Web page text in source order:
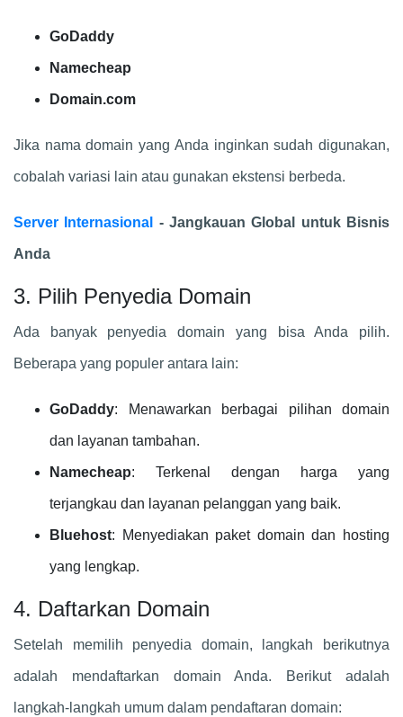
GoDaddy
Namecheap
Domain.com
Jika nama domain yang Anda inginkan sudah digunakan,
cobalah variasi lain atau gunakan ekstensi berbeda.
Server Internasional - Jangkauan Global untuk Bisnis
Anda
3. Pilih Penyedia Domain
Ada banyak penyedia domain yang bisa Anda pilih.
Beberapa yang populer antara lain:
GoDaddy: Menawarkan berbagai pilihan domain
dan layanan tambahan.
Namecheap: Terkenal dengan harga yang
terjangkau dan layanan pelanggan yang baik.
Bluehost: Menyediakan paket domain dan hosting
yang lengkap.
4. Daftarkan Domain
Setelah memilih penyedia domain, langkah berikutnya
adalah mendaftarkan domain Anda. Berikut adalah
langkah-langkah umum dalam pendaftaran domain: